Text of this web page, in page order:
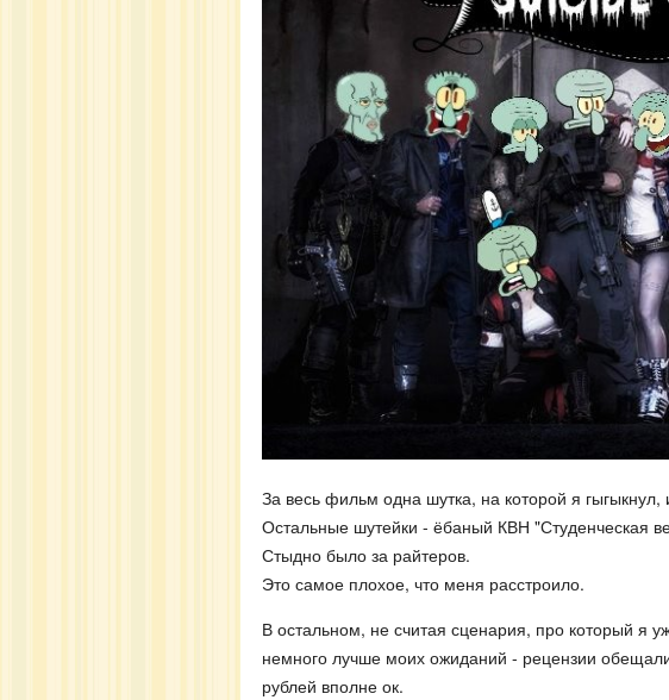
За весь фильм одна шутка, на которой я гыгыкнул,
Остальные шутейки - ёбаный КВН "Студенческая
Стыдно было за райтеров.
Это самое плохое, что меня расстроило.
В остальном, не считая сценария, про который я
немного лучше моих ожиданий - рецензии
рублей вполне ок.